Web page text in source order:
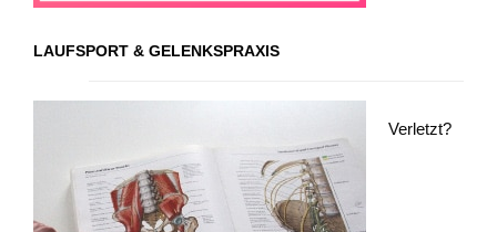
LAUFSPORT & GELENKSPRAXIS
Verletzt?